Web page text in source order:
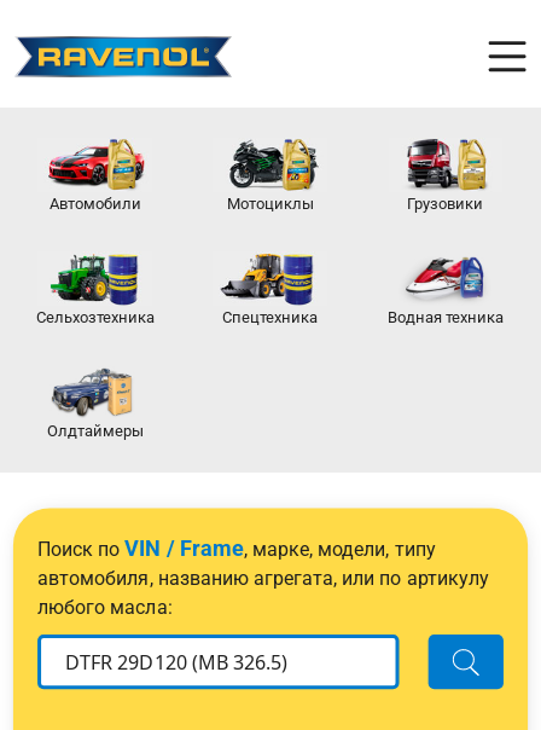
Автомобили Мотоциклы Грузовики
Сельхозтехника Спецтехника Водная техника
Олдтаймеры
Поиск поVIN / Frame, марке, модели, типу
автомобиля, названию агрегата, или по артикулу
любого масла: